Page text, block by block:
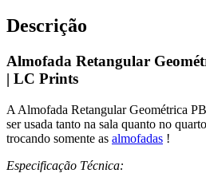
Descrição
Almofada Retangular
| LC Prints
A Almofada Retangular Geométrica
ser usada tanto na sala quanto no
trocando somente as almofadas !
Especificação Técnica: